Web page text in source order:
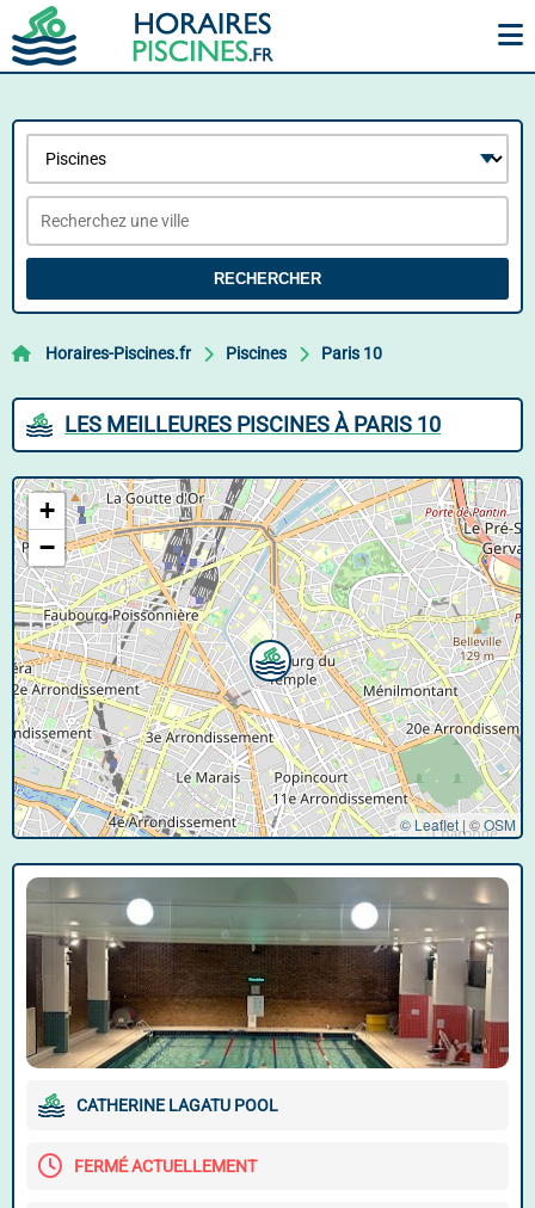
RECHERCHER
Horaires-Piscines.fr Piscines Paris 10
LES MEILLEURES PISCINES À PARIS 10
+
−
© Leaflet |©OSM
CATHERINE LAGATU POOL
FERMÉ ACTUELLEMENT